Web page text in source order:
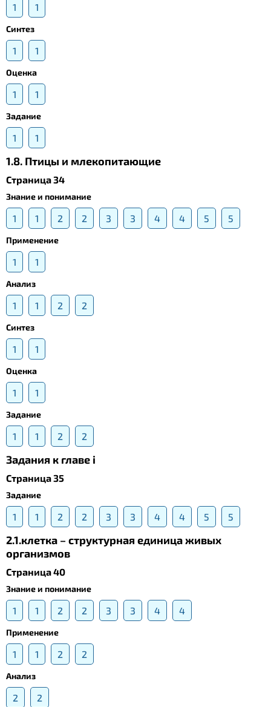
1 1
Синтез
1 1
Оценка
1 1
Задание
1 1
1.8. Птицы и млекопитающие
Страница 34
Знание и понимание
1 1 2 2 3 3 4 4 5 5
Применение
1 1
Анализ
1 1 2 2
Синтез
1 1
Оценка
1 1
Задание
1 1 2 2
Задания к главе i
Страница 35
Задание
1 1 2 2 3 3 4 4 5 5
2.1.клетка – структурная единица живых
организмов
Страница 40
Знание и понимание
1 1 2 2 3 3 4 4
Применение
1 1 2 2
Анализ
2 2